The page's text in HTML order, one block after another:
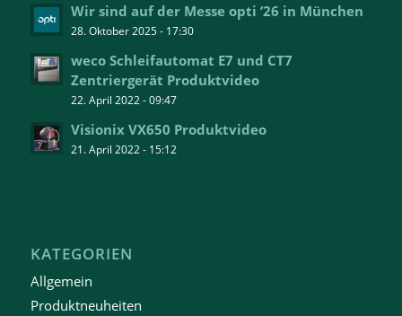
Wir sind auf der Messe opti ’26 in München
28. Oktober 2025 - 17:30
weco Schleifautomat E7 und CT7
Zentriergerät Produktvideo
22. April 2022 - 09:47
Visionix VX650 Produktvideo
21. April 2022 - 15:12
KATEGORIEN
Allgemein
Produktneuheiten